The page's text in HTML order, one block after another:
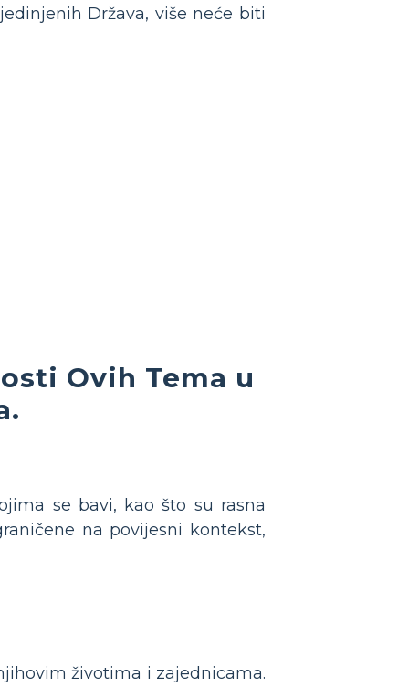
Država, više neće biti
Ovih Tema u
se bavi, kao što su rasna
na povijesni kontekst,
životima i zajednicama.